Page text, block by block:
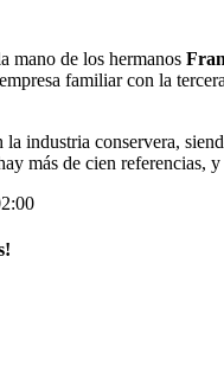
mano de los hermanos
familiar con la
la industria conservera,
más de cien referencias,